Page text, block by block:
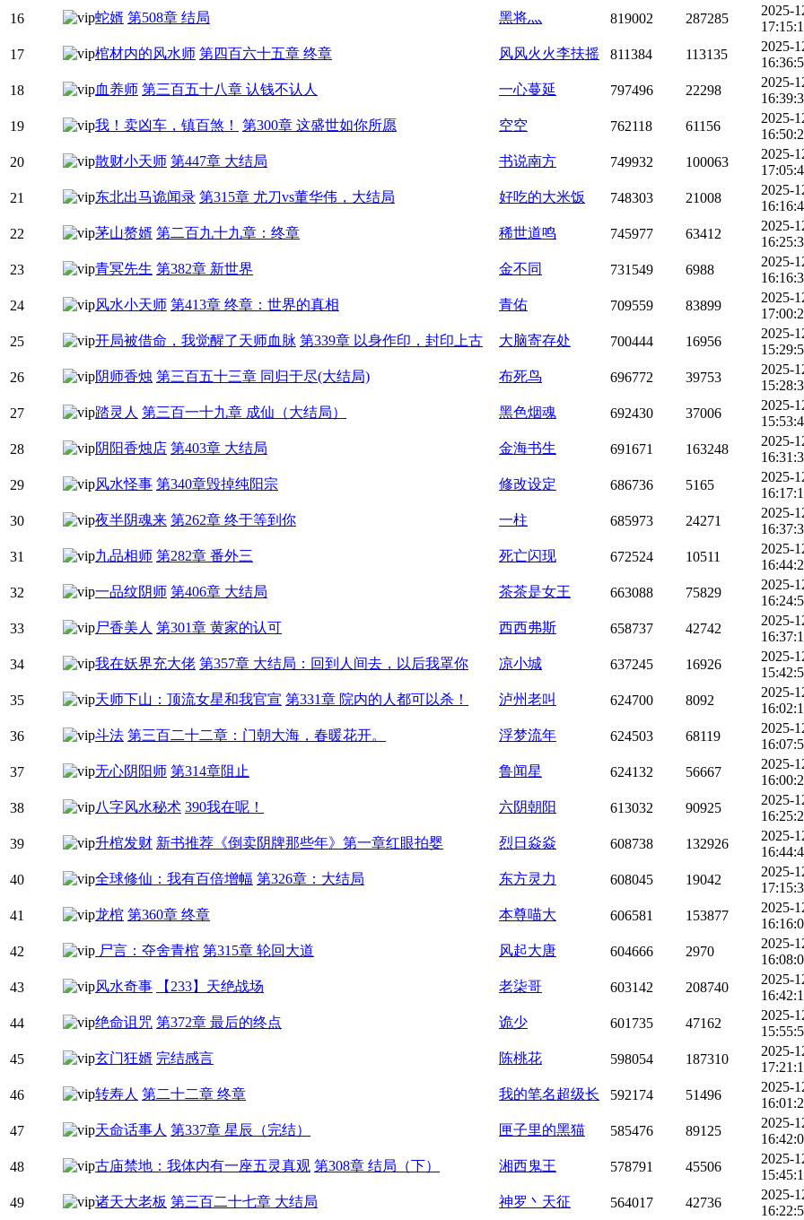
16
蛇婿 第508章 结局 黑将灬 819002 287285
2025-
17
棺材内的风水师 第四百六十五章 终章 风风火火李扶摇 811384 113135
2025-
18
血养师 第三百五十八章 认钱不认人 一心蔓延 797496 22298
2025-
19
我！卖凶车，镇百煞！ 第300章 这盛世如你所愿 空空 762118 61156
2025-
20
散财小天师 第447章 大结局 书说南方 749932 100063
2025-
21
东北出马诡闻录 第315章 尤刀vs董华伟，大结局 好吃的大米饭 748303 21008
2025-
22
茅山赘婿 第二百九十九章：终章 稀世道鸣 745977 63412
2025-
23
青冥先生 第382章 新世界 金不同 731549 6988
2025-
24
风水小天师 第413章 终章：世界的真相 青佑 709559 83899
2025-
25
开局被借命，我觉醒了天师血脉 第339章 以身作印，封印上古 大脑寄存处 700444 16956
2025-
26
阴师香烛 第三百五十三章 同归于尽(大结局) 布死鸟 696772 39753
2025-
27
踏灵人 第三百一十九章 成仙（大结局） 黑色烟魂 692430 37006
2025-
28
阴阳香烛店 第403章 大结局 金海书生 691671 163248
2025-
29
风水怪事 第340章毁掉纯阳宗 修改设定 686736 5165
2025-
30
夜半阴魂来 第262章 终于等到你 一柱 685973 24271
2025-
31
九品相师 第282章 番外三 死亡闪现 672524 10511
2025-
32
一品纹阴师 第406章 大结局 茶茶是女王 663088 75829
2025-
33
尸香美人 第301章 黄家的认可 西西弗斯 658737 42742
2025-
34
我在妖界充大佬 第357章 大结局：回到人间去，以后我罩你 凉小城 637245 16926
2025-
35
天师下山：顶流女星和我官宣 第331章 院内的人都可以杀！ 泸州老叫 624700 8092
2025-
36
斗法 第三百二十二章：门朝大海，春暖花开。 浮梦流年 624503 68119
2025-
37
无心阴阳师 第314章阻止 鲁闻星 624132 56667
2025-
38
八字风水秘术 390我在呢！ 六阴朝阳 613032 90925
2025-
39
升棺发财 新书推荐《倒卖阴牌那些年》第一章红眼拍婴 烈日焱焱 608738 132926
2025-
40
全球修仙：我有百倍增幅 第326章：大结局 东方灵力 608045 19042
2025-
41
龙棺 第360章 终章 本尊喵大 606581 153877
2025-
42
尸言：夺舍青棺 第315章 轮回大道 风起大唐 604666 2970
2025-
43
风水奇事 【233】天绝战场 老柒哥 603142 208740
2025-
44
绝命诅咒 第372章 最后的终点 诡少 601735 47162
2025-
45
玄门狂婿 完结感言 陈桃花 598054 187310
2025-
46
转寿人 第二十二章 终章 我的笔名超级长 592174 51496
2025-
47
天命话事人 第337章 星辰（完结） 匣子里的黑猫 585476 89125
2025-
48
古庙禁地：我体内有一座五灵真观 第308章 结局（下） 湘西鬼王 578791 45506
2025-
49
诸天大老板 第三百二十七章 大结局 神罗丶天征 564017 42736
2025-